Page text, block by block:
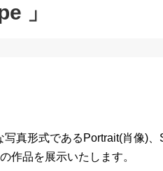
」
写真形式であるPortrait(肖像)
作品を展示いたします。